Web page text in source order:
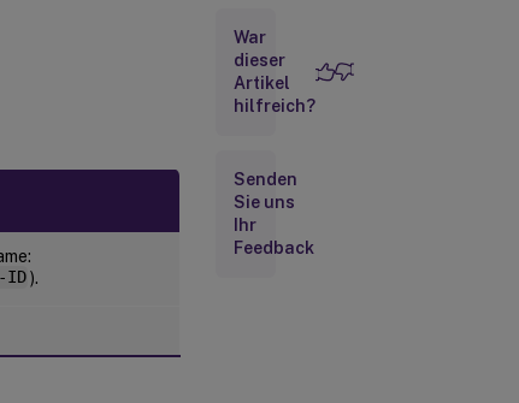
ID).
Agentenkonfiguration
Verzeichnisdienstereignisse
Benutzerrichtlinienereignisse
War
dieser
Artikel
hilfreich?
Senden
Sie uns
Ihr
Feedback